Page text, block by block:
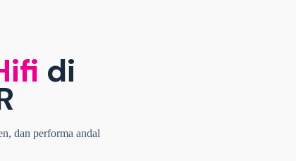
di
dan performa andal